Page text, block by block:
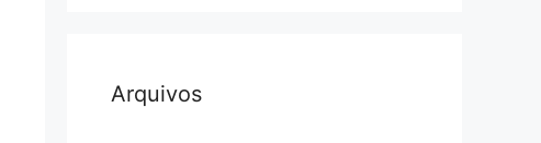
Arquivos